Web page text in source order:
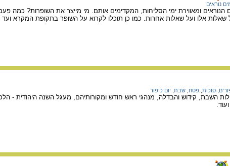
נוראים
ומאווירת ימי הסליחות, המקדימים אותם. מי מייצר את השופרות? כמה
אלו ועל שאלות אחרות. כמו כן תוכלו לקרוא על השופר בתקופת המקרא ועד
סוכות פסח שבת יום כיפור
השבת, קידוש והבדלה, מנהגי ראש חודש ומקורותיהם, מעגל השנה היהודית -